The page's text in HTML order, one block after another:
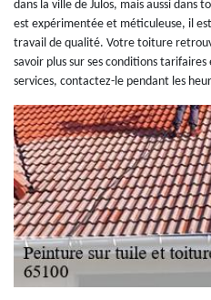
dans la ville de Julos, mais aussi dans
est expérimentée et méticuleuse, il
travail de qualité. Votre toiture
savoir plus sur ses conditions
services, contactez-le pendant les